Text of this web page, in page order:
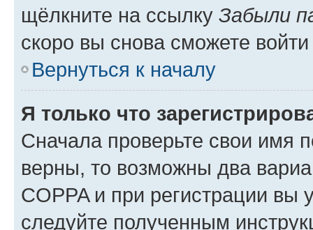
щёлкните на ссылку Забыли
скоро вы снова сможете
Вернуться к началу
Я только что
Сначала проверьте свои имя
верны, то возможны два
COPPA и при регистрации вы
следуйте полученным